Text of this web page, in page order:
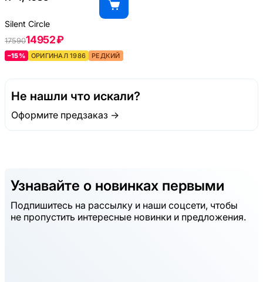
Silent Circle
1759014952 ₽
–15% ОРИГИНАЛ 1986 РЕДКИЙ
Не нашли что искали?
Оформите предзаказ →
Узнавайте о новинках первыми
Подпишитесь на рассылку и наши соцсети, чтобы
не пропустить интересные новинки и предложения.